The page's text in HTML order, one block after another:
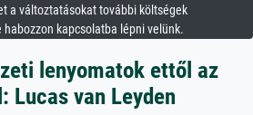
a változtatásokat további költségek
habozzon kapcsolatba lépni velünk.
lenyomatok ettől az
Lucas van Leyden